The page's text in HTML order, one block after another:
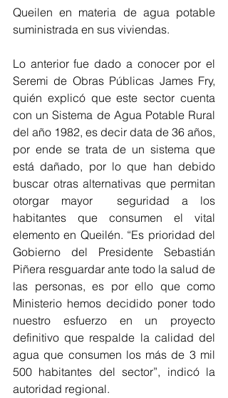
Queilen en materia de agua potable
suministrada en sus viviendas.
Lo anterior fue dado a conocer por el
Seremi de Obras Públicas James Fry,
quién explicó que este sector cuenta
con un Sistema de Agua Potable Rural
del año 1982, es decir data de 36 años,
por ende se trata de un sistema que
está dañado, por lo que han debido
buscar otras alternativas que permitan
otorgar mayor  seguridad a los
habitantes que consumen el vital
elemento en Queilén. “Es prioridad del
Gobierno del Presidente Sebastián
Piñera resguardar ante todo la salud de
las personas, es por ello que como
Ministerio hemos decidido poner todo
nuestro esfuerzo en un proyecto
definitivo que respalde la calidad del
agua que consumen los más de 3 mil
500 habitantes del sector”, indicó la
autoridad regional.